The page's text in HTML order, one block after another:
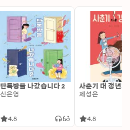
단톡방을 나갔습니다 2
신은영
4.8
사춘기 대 갱년기
제성은
4.8